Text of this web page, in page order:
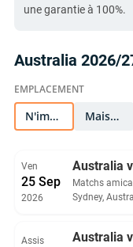
une garantie à 100%.
Australia 2026/
N'importe quel Maison
Ven
25 Sep
2026
Australia
Matchs
Sydney,
Assis Australia